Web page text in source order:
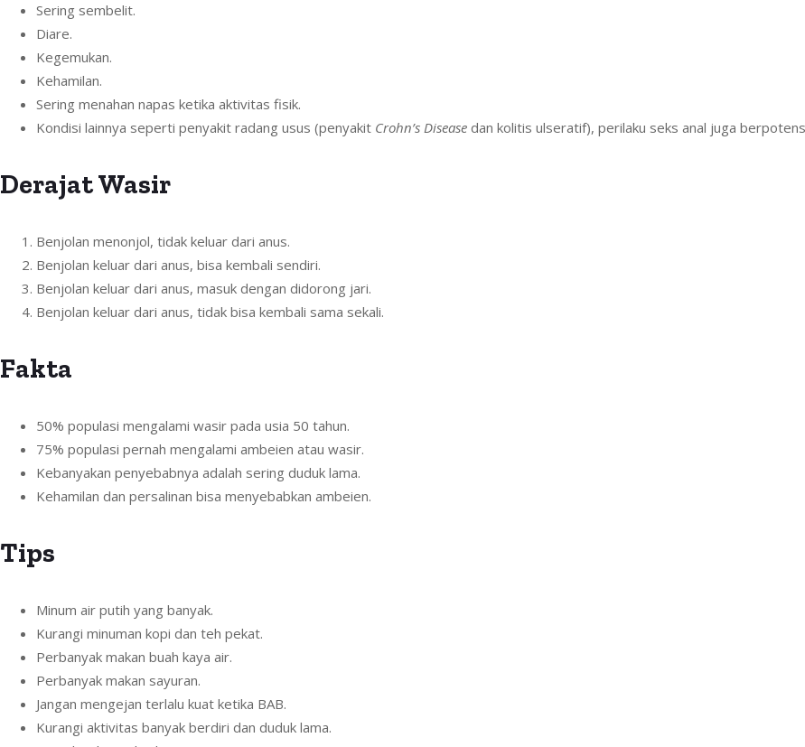
Sering sembelit.
Diare.
Kegemukan.
Kehamilan.
Sering menahan napas ketika aktivitas fisik.
Kondisi lainnya seperti penyakit radang usus (penyakit Crohn’s Disease dan kolitis ulseratif), perilaku seks anal juga
Derajat Wasir
Benjolan menonjol, tidak keluar dari anus.
Benjolan keluar dari anus, bisa kembali sendiri.
Benjolan keluar dari anus, masuk dengan didorong jari.
Benjolan keluar dari anus, tidak bisa kembali sama sekali.
Fakta
50% populasi mengalami wasir pada usia 50 tahun.
75% populasi pernah mengalami ambeien atau wasir.
Kebanyakan penyebabnya adalah sering duduk lama.
Kehamilan dan persalinan bisa menyebabkan ambeien.
Tips
Minum air putih yang banyak.
Kurangi minuman kopi dan teh pekat.
Perbanyak makan buah kaya air.
Perbanyak makan sayuran.
Jangan mengejan terlalu kuat ketika BAB.
Kurangi aktivitas banyak berdiri dan duduk lama.